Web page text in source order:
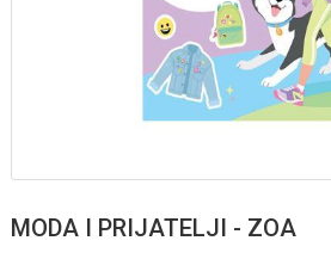
MODA I PRIJATELJI - ZOA